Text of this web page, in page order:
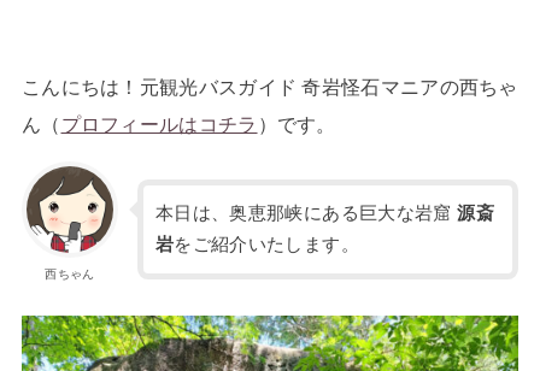
こんにちは！元観光バスガイド 奇岩怪石マニアの西ちゃ
ん（ プロフィールはコチラ ）です。
西ちゃん
本日は、奥恵那峡にある巨大な岩窟源斎
岩をご紹介いたします。